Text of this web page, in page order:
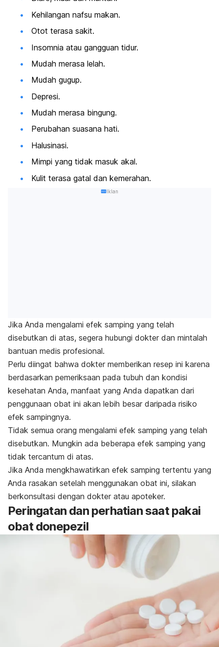
Kehilangan nafsu makan.
Otot terasa sakit.
Insomnia atau gangguan tidur.
Mudah merasa lelah.
Mudah gugup.
Depresi.
Mudah merasa bingung.
Perubahan suasana hati.
Halusinasi.
Mimpi yang tidak masuk akal.
Kulit terasa gatal dan kemerahan.
Iklan
Jika Anda mengalami efek samping yang telah
disebutkan di atas, segera hubungi dokter dan mintalah
bantuan medis profesional.
Perlu diingat bahwa dokter memberikan resep ini karena
berdasarkan pemeriksaan pada tubuh dan kondisi
kesehatan Anda, manfaat yang Anda dapatkan dari
penggunaan obat ini akan lebih besar daripada risiko
efek sampingnya.
Tidak semua orang mengalami efek samping yang telah
disebutkan. Mungkin ada beberapa efek samping yang
tidak tercantum di atas.
Jika Anda mengkhawatirkan efek samping tertentu yang
Anda rasakan setelah menggunakan obat ini, silakan
berkonsultasi dengan dokter atau apoteker.
Peringatan dan perhatian saat pakai
obat donepezil